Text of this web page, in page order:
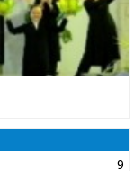
9